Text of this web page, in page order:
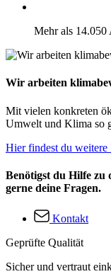
Mehr als 14.050
Wir arbeiten
Mit vielen konkreten
Umwelt und Klima so
Hier findest du weitere
Benötigst du Hilfe zu
gerne deine Fragen.
Kontakt
Geprüfte Qualität
Sicher und vertraut